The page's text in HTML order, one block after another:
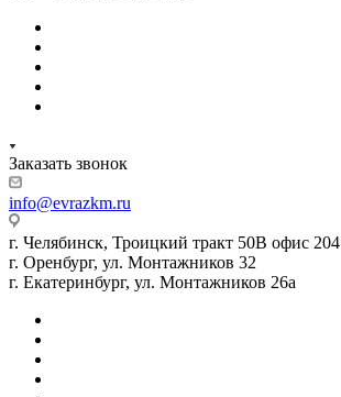
Заказать звонок
info@evrazkm.ru
г. Челябинск, Троицкий тракт 50В офис 204
г. Оренбург, ул. Монтажников 32
г. Екатеринбург, ул. Монтажников 26а